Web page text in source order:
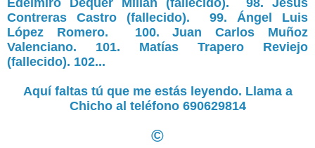
Edelmiro Dequer Millán (fallecido).
98. Jesús
Contreras Castro (fallecido).
99. Ángel Luis
López Romero.
100. Juan Carlos Muñoz
Valenciano.
101. Matías Trapero Reviejo
(fallecido). 102...
Aquí faltas tú que me estás leyendo. Llama a
Chicho al teléfono 690629814
©